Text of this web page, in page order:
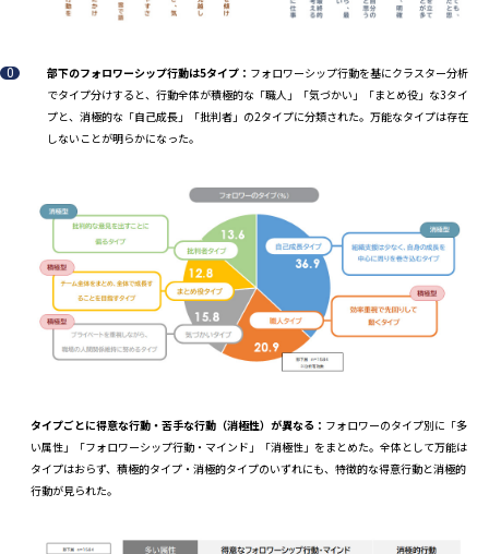
部下のフォロワーシップ行動は5タイプ： フォロワーシップ行動を基にクラスター分析
でタイプ分けすると、行動全体が積極的な「職人」「気づかい」「まとめ役」な3タイ
プと、消極的な「自己成長」「批判者」の2タイプに分類された。万能なタイプは存在
しないことが明らかになった。
タイプごとに得意な行動・苦手な行動（消極性）が異なる： フォロワーのタイプ別に「多
い属性」「フォロワーシップ行動・マインド」「消極性」をまとめた。全体として万能は
タイプはおらず、積極的タイプ・消極的タイプのいずれにも、特徴的な得意行動と消極的
行動が見られた。